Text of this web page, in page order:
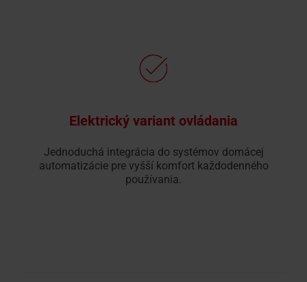
Elektrický variant ovládania
Jednoduchá integrácia do systémov domácej
automatizácie pre vyšší komfort každodenného
používania.